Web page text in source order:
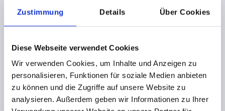
Zustimmung Details Über Cookies
Diese Webseite verwendet Cookies
Wir verwenden Cookies, um Inhalte und Anzeigen zu
personalisieren, Funktionen für soziale Medien anbieten
zu können und die Zugriffe auf unsere Website zu
analysieren. Außerdem geben wir Informationen zu Ihrer
Bestellnummer:K0248.31056
zzgl. MwSt.
K0248 C